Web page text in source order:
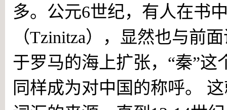
多。公元6世纪，有人在书
（Tzinitza），显然也与前
于罗马的海上扩张，“秦”这
同样成为对中国的称呼。